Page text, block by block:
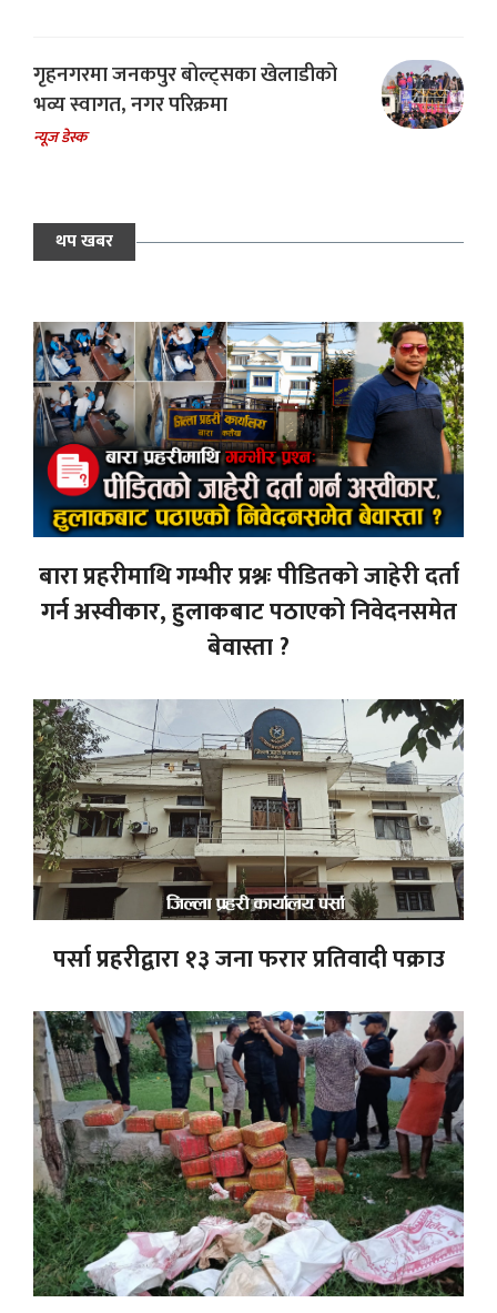
गृहनगरमा जनकपुर बोल्ट्सका खेलाडीको
भव्य स्वागत, नगर परिक्रमा
न्यूज डेस्क
थप खबर
बारा प्रहरीमाथि गम्भीर प्रश्नः पीडितको जाहेरी दर्ता
गर्न अस्वीकार, हुलाकबाट पठाएको निवेदनसमेत
बेवास्ता ?
पर्सा प्रहरीद्वारा १३ जना फरार प्रतिवादी पक्राउ